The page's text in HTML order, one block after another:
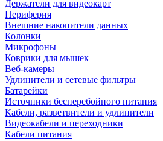
Держатели для видеокарт
Периферия
Внешние накопители данных
Колонки
Микрофоны
Коврики для мышек
Веб-камеры
Удлинители и сетевые фильтры
Батарейки
Источники бесперебойного питания
Кабели, разветвители и удлинители
Видеокабели и переходники
Кабели питания